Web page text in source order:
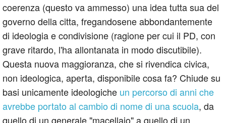
coerenza (questo va ammesso) una idea tutta sua del
governo della citta, fregandosene abbondantemente
di ideologia e condivisione (ragione per cui il PD, con
grave ritardo, l'ha allontanata in modo discutibile).
Questa nuova maggioranza, che si rivendica civica,
non ideologica, aperta, disponibile cosa fa? Chiude su
basi unicamente ideologiche un percorso di anni che
avrebbe portato al cambio di nome di una scuola, da
quello di un generale "macellaio" a quello di un